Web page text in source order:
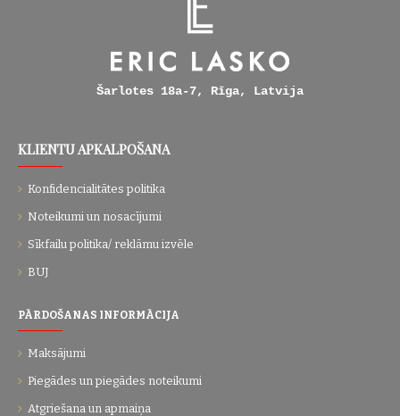
Šarlotes 18a-7, Rīga, Latvija
KLIENTU APKALPOŠANA
Konfidencialitātes politika
Noteikumi un nosacījumi
Sīkfailu politika/ reklāmu izvēle
BUJ
PĀRDOŠANAS INFORMĀCIJA
Maksājumi
Piegādes un piegādes noteikumi
Atgriešana un apmaiņa